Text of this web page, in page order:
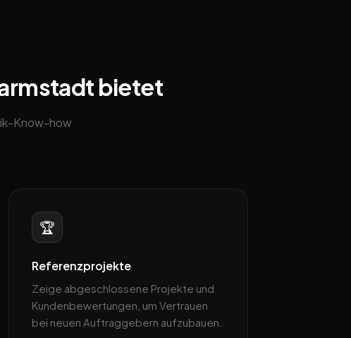
bietet
Know-how
🏆
Referenzprojekte
Zeige abgeschlossene Projekte und
Kundenbewertungen, um Vertrauen
bei neuen Auftraggebern aufzubauen.